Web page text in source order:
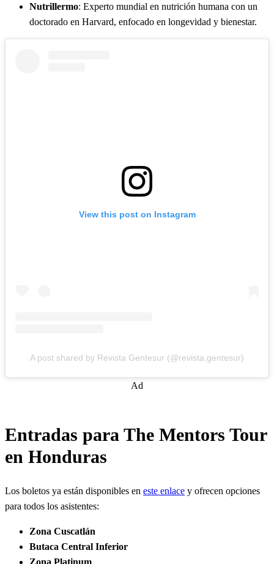
Nutrillermo: Experto mundial en nutrición humana con un
doctorado en Harvard, enfocado en longevidad y bienestar.
View this post on Instagram
A post shared by Revista Gentesur (@revista.gentesur)
Ad
Entradas para The Mentors Tour
en Honduras
Los boletos ya están disponibles en este enlace y ofrecen opciones
para todos los asistentes:
Zona Cuscatlán
Butaca Central Inferior